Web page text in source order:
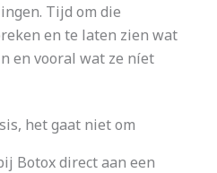
Tijd om die
en te laten zien wat
en vooral wat ze níet
het gaat niet om
Botox direct aan een